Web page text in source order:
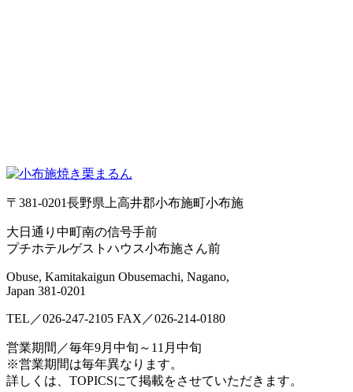
〒381-0201長野県上高井郡小布施町小布施
大日通り中町南の信号手前
プチホテルゲストハウス小布施さん前
Obuse, Kamitakaigun Obusemachi, Nagano,
Japan 381-0201
TEL／026-247-2105 FAX／026-214-0180
営業期間／毎年9月中旬～11月中旬
※営業期間は毎年異なります。
詳しくは、TOPICSにて掲載をさせていただきます。